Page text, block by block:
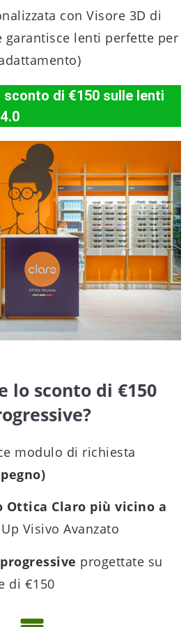
con Visore 3D di
garantisce lenti perfette per
di €150 sulle lenti
lo sconto di €150
modulo di richiesta
Ottica Claro più vicino a
Visivo Avanzato
progettate su
di €150